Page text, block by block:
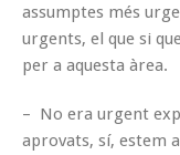
assumptes més
urgents, el que si
per a aquesta àrea.
– No era urgent
aprovats, sí, estem